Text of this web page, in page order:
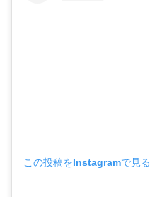
この投稿をInstagramで見る